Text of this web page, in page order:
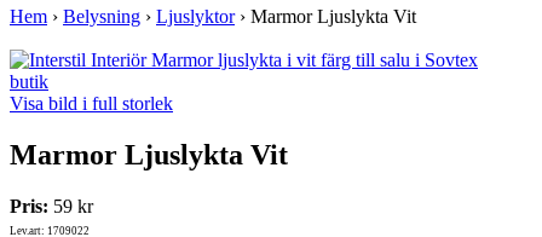
Hem › Belysning › Ljuslyktor› Marmor Ljuslykta Vit
Visa bild i full storlek
Marmor Ljuslykta Vit
Pris: 59 kr
Lev.art: 1709022